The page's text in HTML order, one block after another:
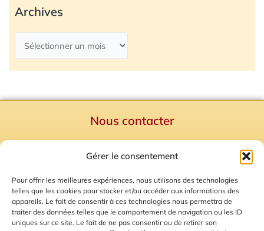
Gérer le consentement
Pour offrir les meilleures expériences, nous utilisons des technologies
telles que les cookies pour stocker et/ou accéder aux informations des
appareils. Le fait de consentir à ces technologies nous permettra de
traiter des données telles que le comportement de navigation ou les ID
uniques sur ce site. Le fait de ne pas consentir ou de retirer son
Archives
Nous contacter
Mentions Légales
Plan du site
Gestion des Cookies